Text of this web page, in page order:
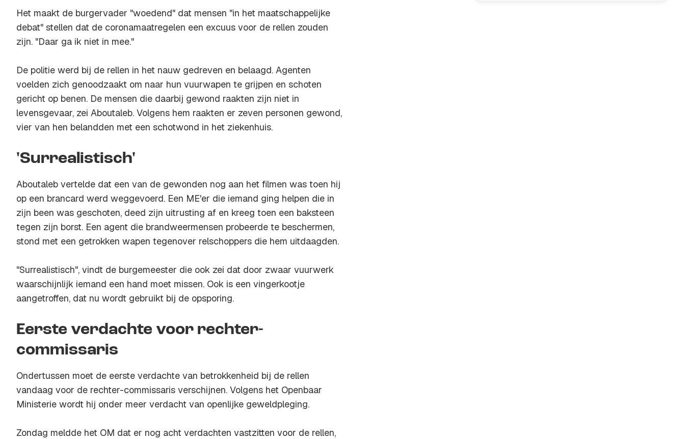
Het maakt de burgervader "woedend" dat mensen "in het maatschappelijke
debat" stellen dat de coronamaatregelen een excuus voor de rellen zouden
zijn. "Daar ga ik niet in mee."
De politie werd bij de rellen in het nauw gedreven en belaagd. Agenten
voelden zich genoodzaakt om naar hun vuurwapen te grijpen en schoten
gericht op benen. De mensen die daarbij gewond raakten zijn niet in
levensgevaar, zei Aboutaleb. Volgens hem raakten er zeven personen gewond,
vier van hen belandden met een schotwond in het ziekenhuis.
'Surrealistisch'
Aboutaleb vertelde dat een van de gewonden nog aan het filmen was toen hij
op een brancard werd weggevoerd. Een ME'er die iemand ging helpen die in
zijn been was geschoten, deed zijn uitrusting af en kreeg toen een baksteen
tegen zijn borst. Een agent die brandweermensen probeerde te beschermen,
stond met een getrokken wapen tegenover relschoppers die hem uitdaagden.
"Surrealistisch", vindt de burgemeester die ook zei dat door zwaar vuurwerk
waarschijnlijk iemand een hand moet missen. Ook is een vingerkootje
aangetroffen, dat nu wordt gebruikt bij de opsporing.
Eerste verdachte voor rechter-
commissaris
Ondertussen moet de eerste verdachte van betrokkenheid bij de rellen
vandaag voor de rechter-commissaris verschijnen. Volgens het Openbaar
Ministerie wordt hij onder meer verdacht van openlijke geweldpleging.
Zondag meldde het OM dat er nog acht verdachten vastzitten voor de rellen,